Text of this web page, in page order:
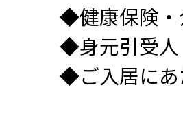
◆健康保険・
◆身元引受人
◆ご入居にあ